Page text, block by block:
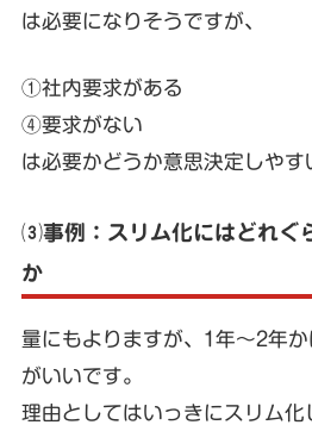
は必要になりそうですが、
①社内要求がある
④要求がない
は必要かどうか意思決定しやす
⑶事例：スリム化にはどれぐ
か
量にもよりますが、1年～2年
がいいです。
理由としてはいっきにスリム化